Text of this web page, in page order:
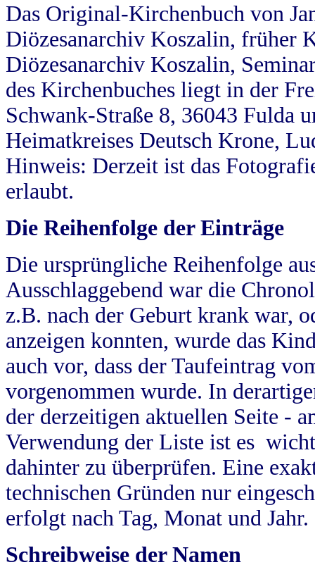
Das Original-Kirchenbuch von
Diözesanarchiv Koszalin, früher
Diözesanarchiv Koszalin,
des Kirchenbuches liegt in der
Schwank-Straße 8, 36043 Fulda
Heimatkreises Deutsch Krone,
Hinweis: Derzeit ist das
erlaubt.
Die Reihenfolge der Einträge
Die ursprüngliche Reihenfolge
Ausschlaggebend war die
z.B. nach der Geburt krank war,
anzeigen konnten, wurde das
auch vor, dass der Taufeintrag
vorgenommen wurde. In
der derzeitigen aktuellen Seite -
Verwendung der Liste ist es
dahinter zu überprüfen. Eine
technischen Gründen nur
erfolgt nach Tag, Monat und Jahr.
Schreibweise der Namen